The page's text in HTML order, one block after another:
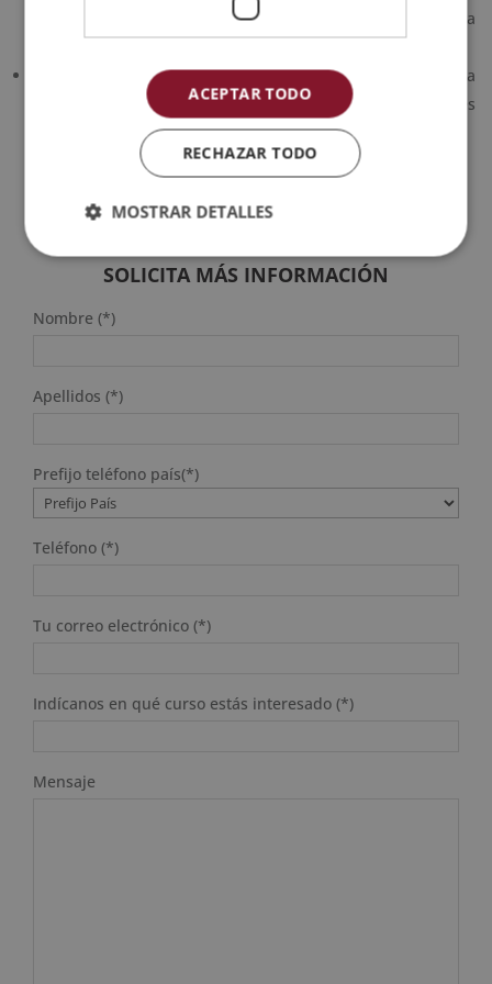
porque, si la nota no es más alta, hay un tipo de creencia
Cuarto, pregúntate, ¿qué puedo hacer yo para mejorar esta
percepción? Tu respuesta será la línea de acción que debes
hacer para superar poco a poco esos miedos concretos.
SOLICITA MÁS INFORMACIÓN
Nombre (*)
Apellidos (*)
Prefijo teléfono país(*)
Teléfono (*)
Tu correo electrónico (*)
Indícanos en qué curso estás interesado (*)
Mensaje
ACEPTAR TODO
RECHAZAR TODO
MOSTRAR DETALLES